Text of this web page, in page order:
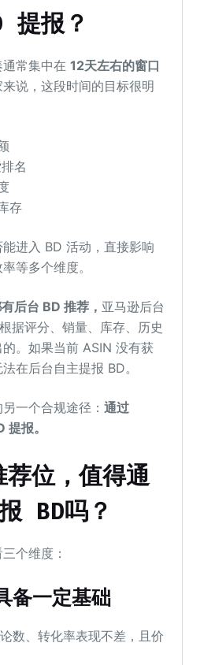
提报？
通常集中在12天左右的窗口
来说，这段时间的目标很明
名
存
进入 BD 活动，直接影响
等多个维度。
后台 BD 推荐 ， 亚马逊后台
据评分、销量、库存、历史
。如果当前 ASIN 没有获
在后台自主提报 BD。
一个合规途径：通过
提报。
荐位，值得通
BD吗 ？
个维度：
一定基础
数、转化率表现不差，且价